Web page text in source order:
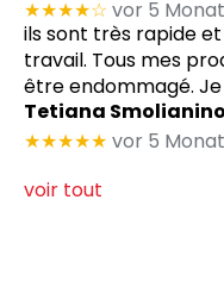
★★★★☆ vor 5
ils sont très rapide
travail. Tous mes
être endommagé.
Tetiana
★★★★★ vor 5
voir tout